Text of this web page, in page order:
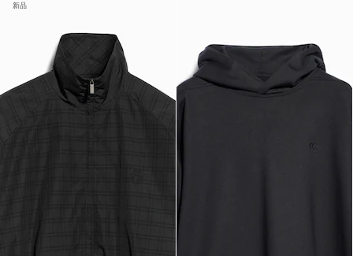
新品